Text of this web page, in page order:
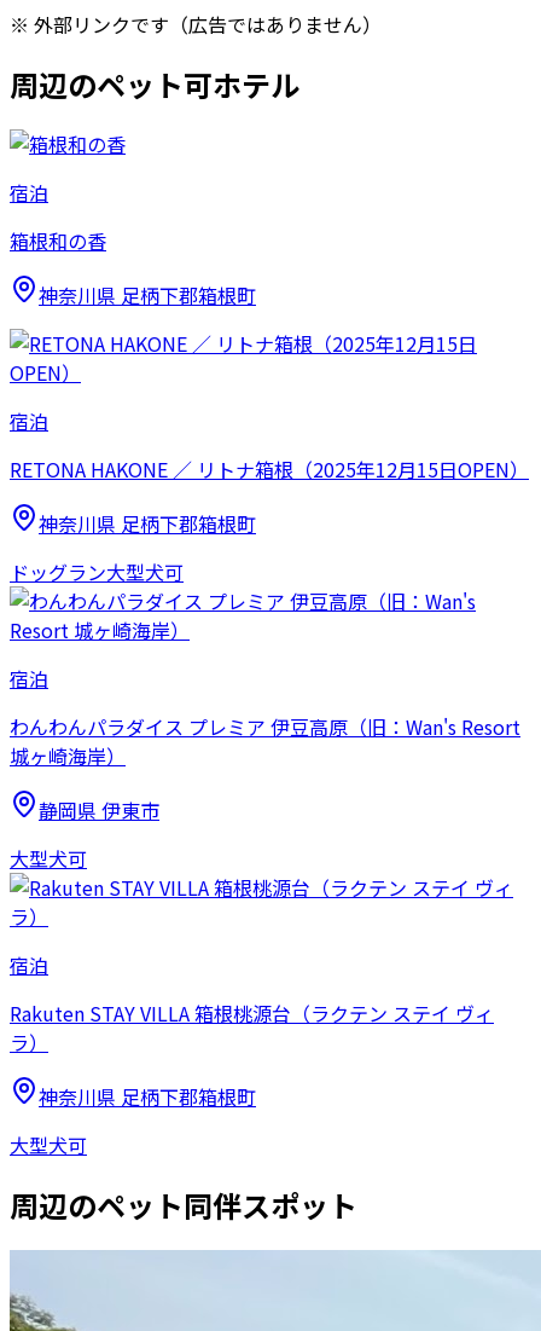
※ 外部リンクです（広告ではありません）
周辺のペット可ホテル
宿泊
箱根和の香
神奈川県 足柄下郡箱根町
宿泊
RETONA HAKONE ／ リトナ箱根（2025年12月15日OPEN）
神奈川県 足柄下郡箱根町
ドッグラン大型犬可
宿泊
わんわんパラダイス プレミア 伊豆高原（旧：Wan's Resort
城ヶ崎海岸）
静岡県 伊東市
大型犬可
宿泊
Rakuten STAY VILLA 箱根桃源台（ラクテン ステイ ヴィ
ラ）
神奈川県 足柄下郡箱根町
大型犬可
周辺のペット同伴スポット